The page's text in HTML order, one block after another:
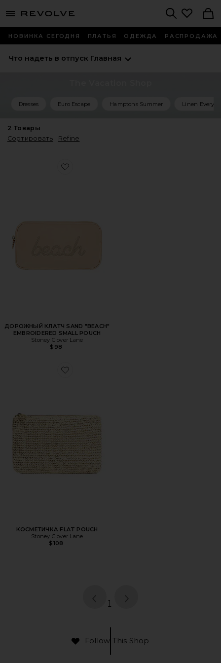
menu - shows more content
НОВИНКА СЕГОДНЯ ПЛАТЬЯ ОДЕЖДА РАСПРОДАЖА
Что надеть в отпуск Главная
Dresses Euro Escape Hamptons Summer Linen
2 Товары
Сортировать
Refine
Favorite ДОРОЖНЫЙ КЛАТЧ SAND "BEACH"
ДОРОЖНЫЙ КЛАТЧ SAND "BEACH"
EMBROIDERED SMALL POUCH
Stoney Clover Lane
$98
Favorite КОСМЕТИЧКА FLAT POUCH
КОСМЕТИЧКА FLAT POUCH
Stoney Clover Lane
$108
page
1
Follow This Shop